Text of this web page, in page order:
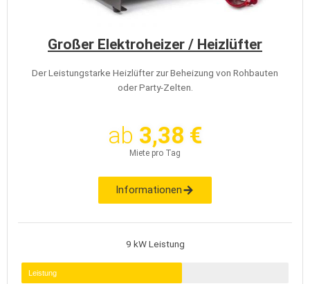
Großer Elektroheizer / Heizlüfter
Der Leistungstarke Heizlüfter zur Beheizung von Rohbauten
oder Party-Zelten.
ab 3,38 €
Miete pro Tag
Informationen
9 kW Leistung
Leistung